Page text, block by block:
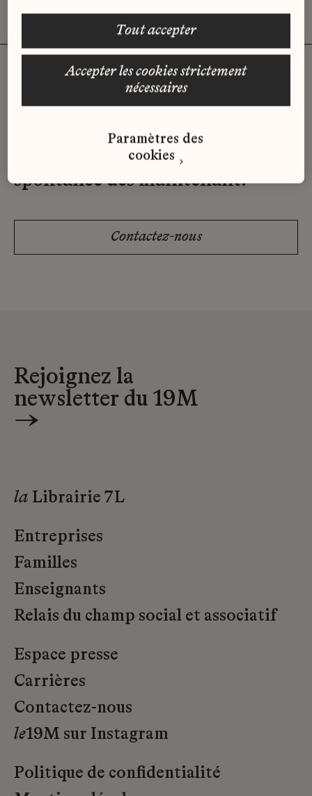
Vous n'avez pas trouvé d'offre
qui correspond à votre profil ?
Envoyez-nous votre candidature
spontanée dès maintenant.
Contactez-nous
Rejoignez la
newsletter du 19M
→
la Librairie 7L
Entreprises
Familles
Enseignants
Relais du champ social et associatif
Espace presse
Carrières
Contactez-nous
le19M sur Instagram
Politique de confidentialité
accepter les cookies strictement
nécessaires
tout accepter
Paramètres des
cookies